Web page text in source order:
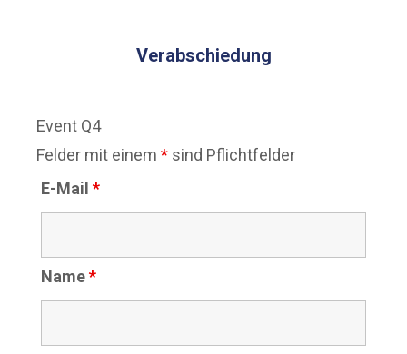
Verabschiedung
Event Q4
Felder mit einem * sind Pflichtfelder
E-Mail *
Name*